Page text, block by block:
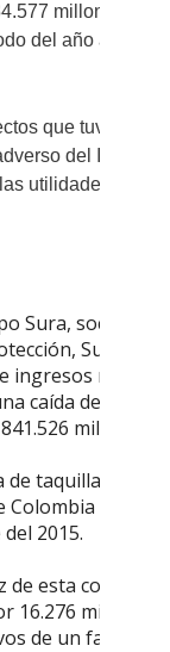
millones de
del año anterior.
que tuvo la
del IPC en
utilidades y la
Sura, socio,
ingresos no
caída de 42,4
millones
taquilla y de
Colombia
2015.
de esta
16.276 millones
de un fallo